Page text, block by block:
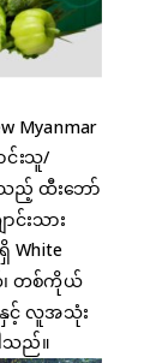
Myanmar
င်းသူ/
သည့် ထီးဘော်
င်းသား
White
တ်၊ တစ်ကိုယ်
းနှင့် လူအသုံး
ါသည်။